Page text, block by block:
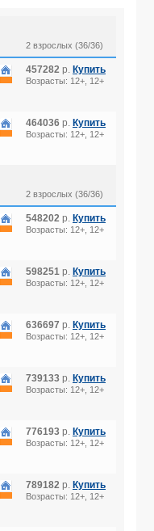
2 взрослых (36/36)
457282 р. Купить
Возрасты: 12+, 12+
464036 р. Купить
Возрасты: 12+, 12+
2 взрослых (36/36)
548202 р. Купить
Возрасты: 12+, 12+
598251 р. Купить
Возрасты: 12+, 12+
636697 р. Купить
Возрасты: 12+, 12+
739133 р. Купить
Возрасты: 12+, 12+
776193 р. Купить
Возрасты: 12+, 12+
789182 р. Купить
Возрасты: 12+, 12+